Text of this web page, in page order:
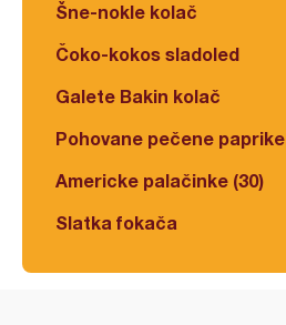
Šne-nokle kolač
Čoko-kokos sladoled
Galete Bakin kolač
Pohovane pečene paprike
Americke palačinke (30)
Slatka fokača